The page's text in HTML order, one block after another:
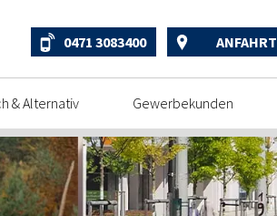
0471 3083400 ANFAHRT
& Alternativ Gewerbekunden